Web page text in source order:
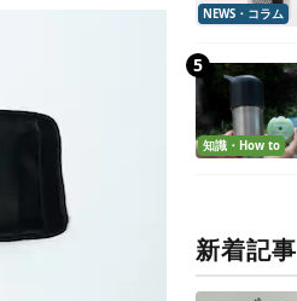
NEWS・コラム
知識・How to
新着記事